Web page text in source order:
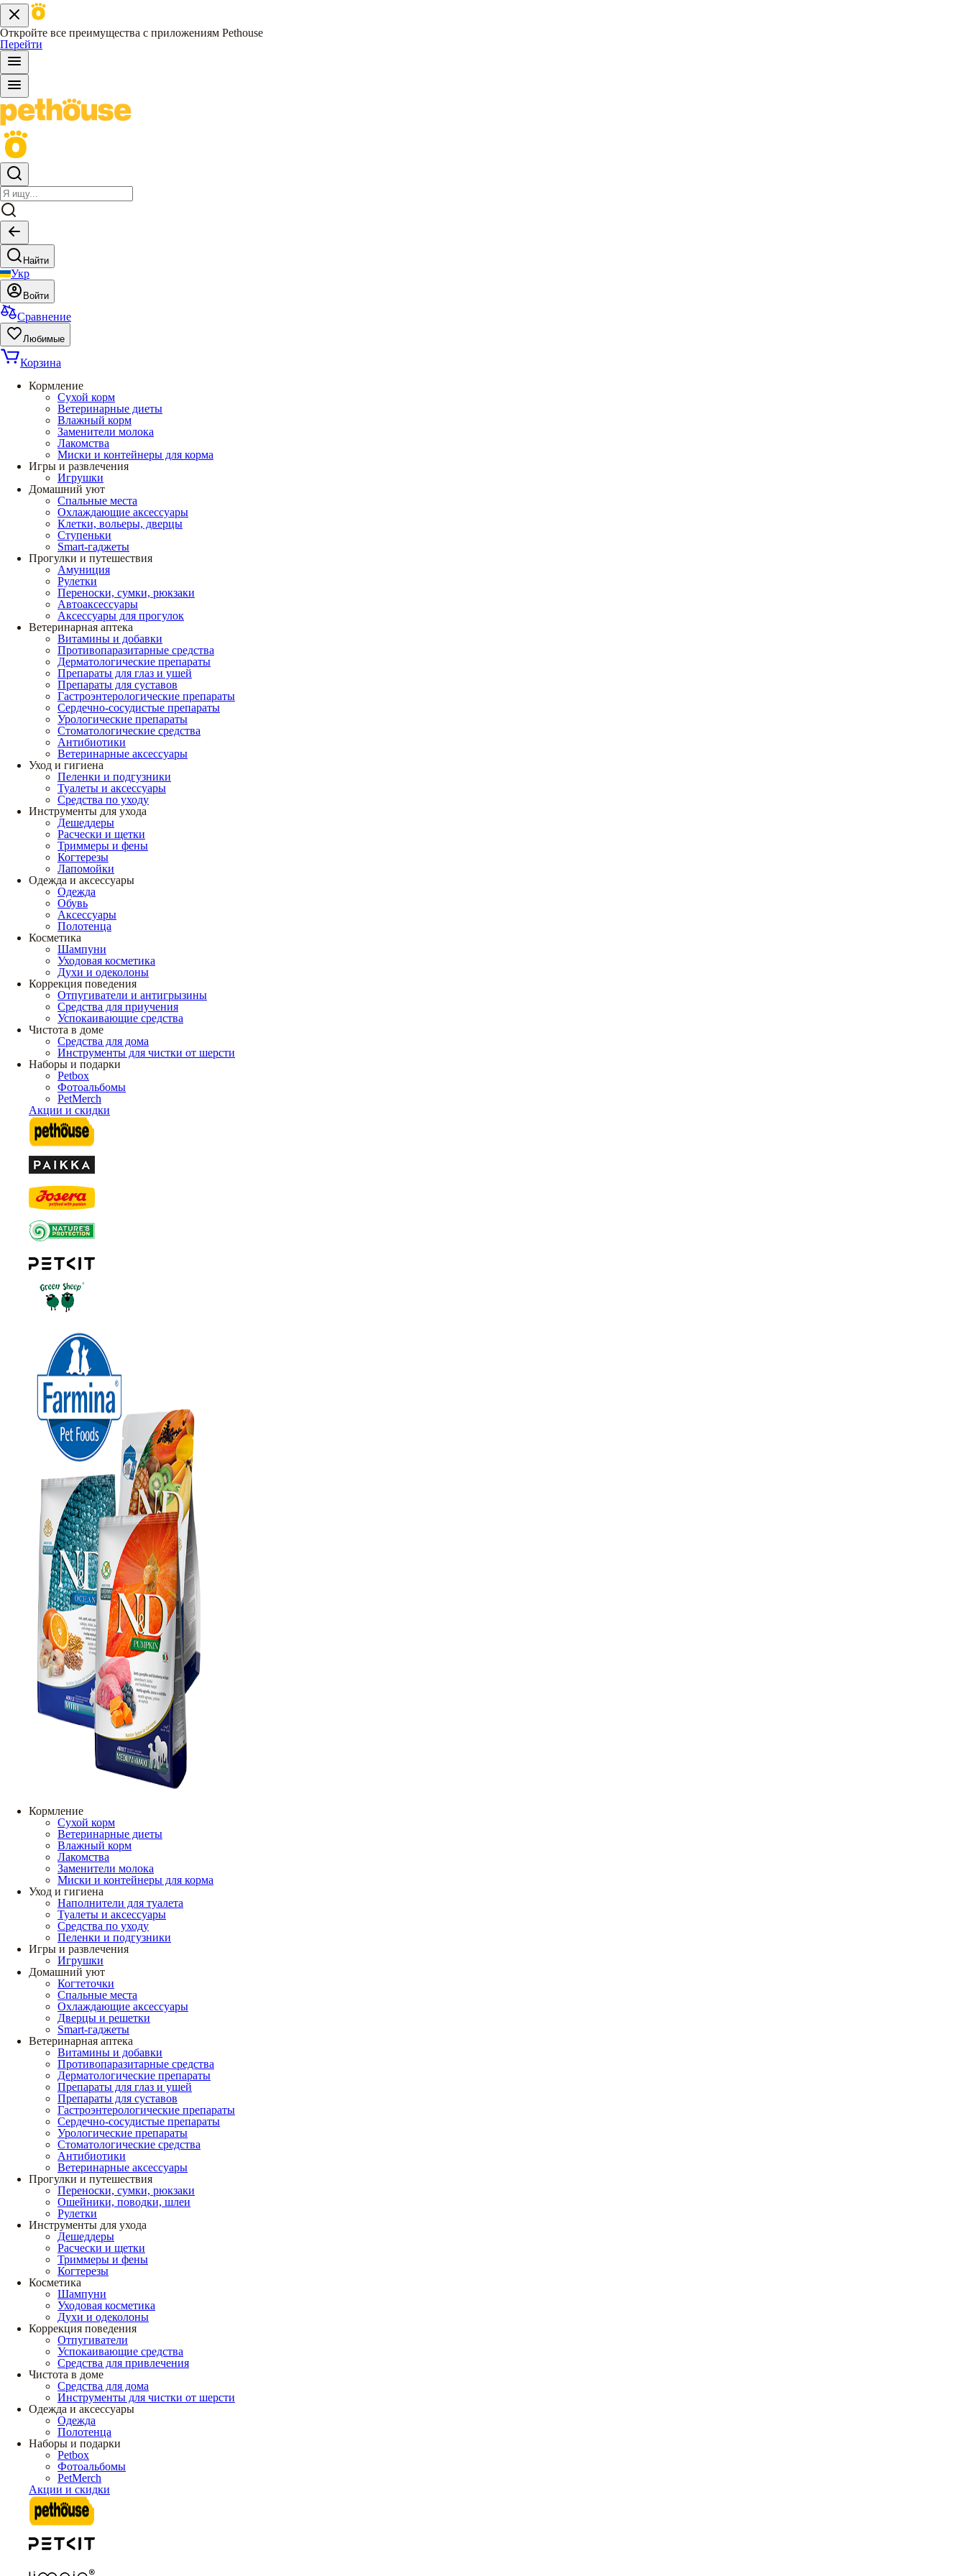
Откройте все преимущества с приложениям Pethouse
Перейти
Найти
Укр
Войти
Сравнение
Любимые
Корзина
Кормление
Сухой корм
Ветеринарные диеты
Влажный корм
Заменители молока
Лакомства
Миски и контейнеры для корма
Игры и развлечения
Игрушки
Домашний уют
Спальные места
Охлаждающие аксессуары
Клетки, вольеры, дверцы
Ступеньки
Smart-гаджеты
Прогулки и путешествия
Амуниция
Рулетки
Переноски, сумки, рюкзаки
Автоаксессуары
Аксессуары для прогулок
Ветеринарная аптека
Витамины и добавки
Противопаразитарные средства
Дерматологические препараты
Препараты для глаз и ушей
Препараты для суставов
Гастроэнтерологические препараты
Сердечно-сосудистые препараты
Урологические препараты
Стоматологические средства
Антибиотики
Ветеринарные аксессуары
Уход и гигиена
Пеленки и подгузники
Туалеты и аксессуары
Средства по уходу
Инструменты для ухода
Дешеддеры
Расчески и щетки
Триммеры и фены
Когтерезы
Лапомойки
Одежда и аксессуары
Одежда
Обувь
Аксессуары
Полотенца
Косметика
Шампуни
Уходовая косметика
Духи и одеколоны
Коррекция поведения
Отпугиватели и антигрызины
Средства для приучения
Успокаивающие средства
Чистота в доме
Средства для дома
Инструменты для чистки от шерсти
Наборы и подарки
Petbox
Фотоальбомы
PetMerch
Акции и скидки
Кормление
Сухой корм
Ветеринарные диеты
Влажный корм
Лакомства
Заменители молока
Миски и контейнеры для корма
Уход и гигиена
Наполнители для туалета
Туалеты и аксессуары
Средства по уходу
Пеленки и подгузники
Игры и развлечения
Игрушки
Домашний уют
Когтеточки
Спальные места
Охлаждающие аксессуары
Дверцы и решетки
Smart-гаджеты
Ветеринарная аптека
Витамины и добавки
Противопаразитарные средства
Дерматологические препараты
Препараты для глаз и ушей
Препараты для суставов
Гастроэнтерологические препараты
Сердечно-сосудистые препараты
Урологические препараты
Стоматологические средства
Антибиотики
Ветеринарные аксессуары
Прогулки и путешествия
Переноски, сумки, рюкзаки
Ошейники, поводки, шлеи
Рулетки
Инструменты для ухода
Дешеддеры
Расчески и щетки
Триммеры и фены
Когтерезы
Косметика
Шампуни
Уходовая косметика
Духи и одеколоны
Коррекция поведения
Отпугиватели
Успокаивающие средства
Средства для привлечения
Чистота в доме
Средства для дома
Инструменты для чистки от шерсти
Одежда и аксессуары
Одежда
Полотенца
Наборы и подарки
Petbox
Фотоальбомы
PetMerch
Акции и скидки